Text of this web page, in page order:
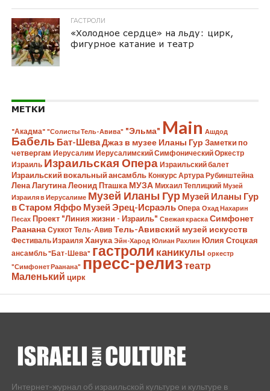
ГАСТРОЛИ
«Холодное сердце» на льду: цирк,
фигурное катание и театр
МЕТКИ
"Акадма" "Солисты Тель-Авива" "Эльма" Main Ашдод
Бабель Бат-ШеваДжаз в музее Иланы Гур Заметки по
четвергам Иерусалим Иерусалимский Симфонический Оркестр
Израиль Израильская Опера Израильский балет
Израильский вокальный ансамбль Конкурс Артура Рубинштейна
Лена Лагутина Леонид Пташка МУЗА Михаил Теплицкий Музей
Израиля в Иерусалиме Музей Иланы Гур Музей Иланы Гур
в Старом Яффо Музей Эрец-Исраэль Опера Охад Нахарин
Песах Проект "Линия жизни - Израиль" Свежая краска Симфонет
Раанана Суккот Тель-Авив Тель-Авивский музей искусств
Фестиваль Израиля Ханука Эйн-Харод Юлиан Рахлин Юлия Стоцкая
ансамбль "Бат-Шева" гастроли каникулы оркестр
"Симфонет Раанана" пресс-релизтеатр
Маленький цирк
Интернет-журнал об израильской культуре и культуре в